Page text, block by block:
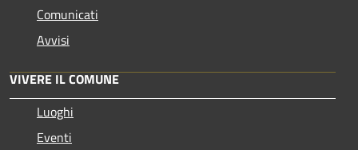
Comunicati
Avvisi
VIVERE IL COMUNE
Luoghi
Eventi